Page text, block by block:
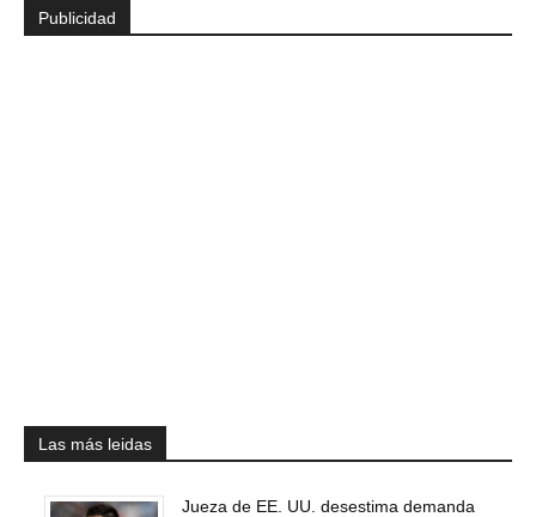
Publicidad
Las más leidas
Jueza de EE. UU. desestima demanda